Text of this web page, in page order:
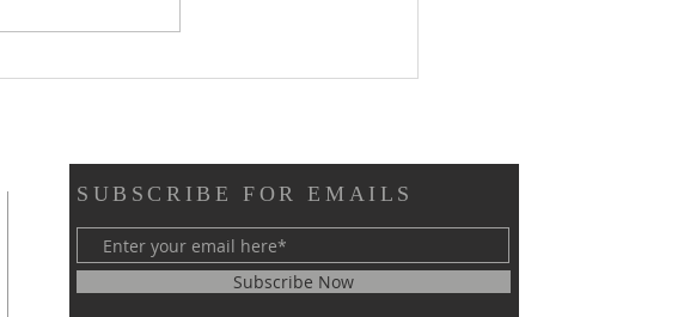
Juli 2026): 👇 👇 👇
SUBSCRIBE FOR EMAILS
Subscribe Now